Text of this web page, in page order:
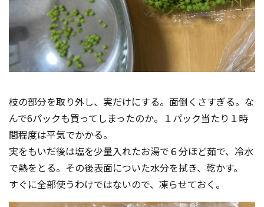
枝の部分を取り外し、実だけにする。面倒くさすぎる。な
んで6パックも買ってしまったのか。１パック当たり１時
間程度は平気でかかる。
実をもいだ後は塩を少量入れたお湯で６分ほど茹で、冷水
で熱をとる。その後表面についた水分を拭き、乾かす。
すぐに全部使うわけではないので、凍らせておく。